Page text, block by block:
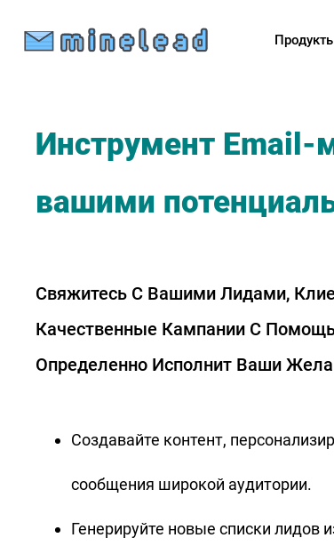
Инструмент Email-
вашими
Свяжитесь С Вашими Лидами,
Качественные Кампании С
Определенно Исполнит Ваши
Создавайте контент,
сообщения широкой аудитории.
Генерируйте новые списки лидов